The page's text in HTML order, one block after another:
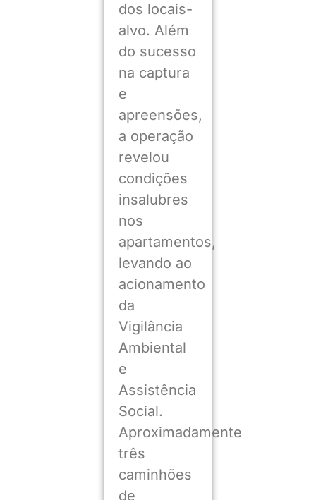
dos locais-
alvo. Além
do sucesso
na captura
e
apreensões,
a operação
revelou
condições
insalubres
nos
apartamentos,
levando ao
acionamento
da
Vigilância
Ambiental
e
Assistência
Social.
Aproximadamente
três
caminhões
de